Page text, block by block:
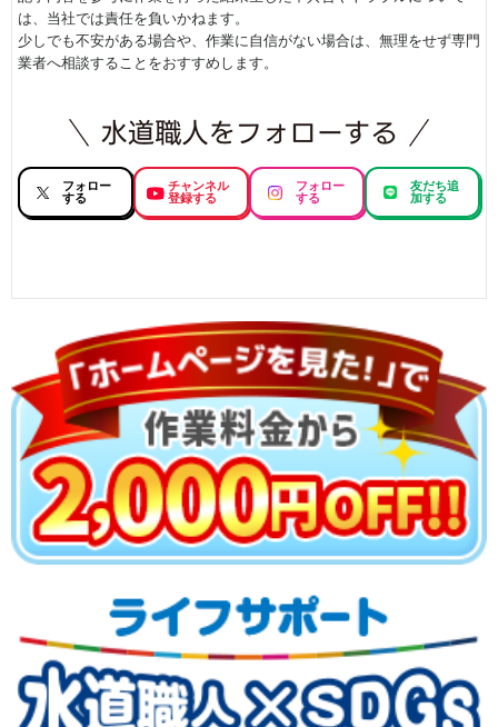
は、当社では責任を負いかねます。
少しでも不安がある場合や、作業に自信がない場合は、無理をせず専門
業者へ相談することをおすすめします。
フォロー
する
チャンネル
登録する
フォロー
する
友だち追
加する